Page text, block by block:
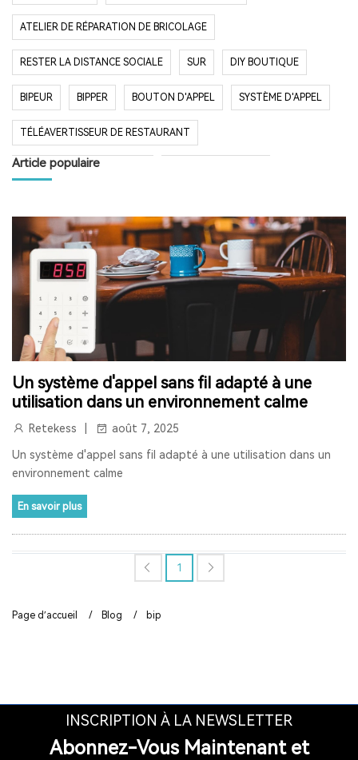
Un système d'appel sans fil adapté à une
utilisation dans un environnement calme
Retekess août 7, 2025
Un système d'appel sans fil adapté à une utilisation dans un
environnement calme
En savoir plus
1
ATELIER DE RÉPARATION DE BRICOLAGE
RESTER LA DISTANCE SOCIALE SUR DIY BOUTIQUE
BIPEUR BIPPER BOUTON D'APPEL SYSTÈME D'APPEL
TÉLÉAVERTISSEUR DE RESTAURANT
SYSTÈME D'APPEL SANS FIL
LONGUE PORTÉE SYSTÈME LONG TEMPS EN VEILLE
RESTAURANT HÔPITAL RADIO RADIO PORTABLE
ENCEINTE BLUETOOTH ÉTANCHE
HAUT-PARLEUR BLUETOOTH SANS FIL RADIO FM
AUDIOGUIDE DU MUSÉE TOUR GUIDE SYSTEM
HAUT-PARLEUR DE FENÊTRE
SYSTÈME D'INTERPHONE DE COMPTEUR À DEUX VOIES
RADIO PORTABLE
RADIO BLUETOOTH POSTE RADIO RADIO SW
Article populaire
Page d’accueil / Blog / bip
INSCRIPTION À LA NEWSLETTER
Abonnez-Vous Maintenant et